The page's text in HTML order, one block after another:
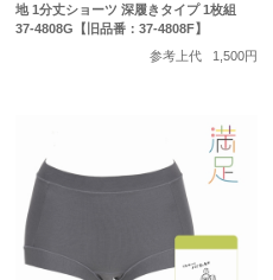
地 1分丈ショーツ 深履きタイプ 1枚組
37-4808G【旧品番：37-4808F】
参考上代
1,500円